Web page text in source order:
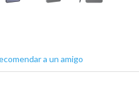
a un amigo